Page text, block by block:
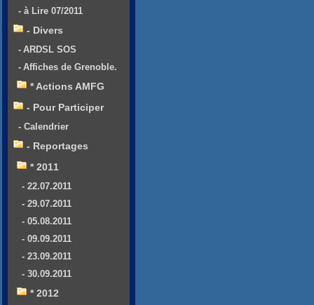
- à Lire 07/2011
- Divers
- ARDSL SOS
- Affiches de Grenoble.
* Actions AMFG
- Pour Participer
- Calendrier
- Reportages
* 2011
- 22.07.2011
- 29.07.2011
- 05.08.2011
- 09.09.2011
- 23.09.2011
- 30.09.2011
* 2012